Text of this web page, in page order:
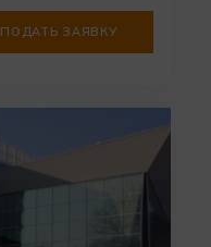
ПОДАТЬ ЗАЯВКУ